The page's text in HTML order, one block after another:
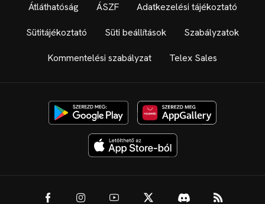
Átláthatóság ÁSZF Adatkezelési tájékoztató
Sütitájékoztató Süti beállítások Szabályzatok
Kommentelési szabályzat Telex Sales